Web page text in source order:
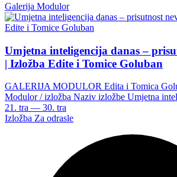
Galerija Modulor
Umjetna inteligencija danas –
| Izložba Edite i Tomice Goluban
GALERIJA MODULOR Edita i Tomica
Modulor / izložba Naziv izložbe Umjetna
21. tra — 30. tra
Izložba Za odrasle